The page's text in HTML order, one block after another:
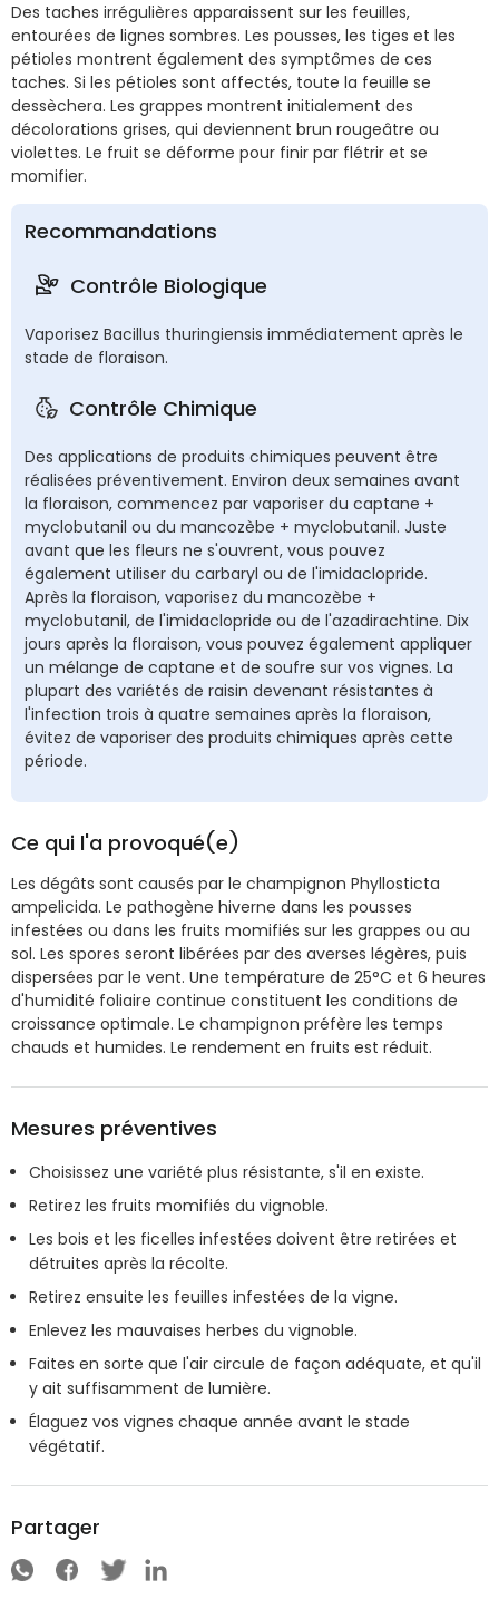
Des taches irrégulières apparaissent sur les feuilles,
entourées de lignes sombres. Les pousses, les tiges et les
pétioles montrent également des symptômes de ces
taches. Si les pétioles sont affectés, toute la feuille se
dessèchera. Les grappes montrent initialement des
décolorations grises, qui deviennent brun rougeâtre ou
violettes. Le fruit se déforme pour finir par flétrir et se
momifier.
Recommandations
Contrôle Biologique
Vaporisez Bacillus thuringiensis immédiatement après le
stade de floraison.
Contrôle Chimique
Des applications de produits chimiques peuvent être
réalisées préventivement. Environ deux semaines avant
la floraison, commencez par vaporiser du captane +
myclobutanil ou du mancozèbe + myclobutanil. Juste
avant que les fleurs ne s'ouvrent, vous pouvez
également utiliser du carbaryl ou de l'imidaclopride.
Après la floraison, vaporisez du mancozèbe +
myclobutanil, de l'imidaclopride ou de l'azadirachtine. Dix
jours après la floraison, vous pouvez également appliquer
un mélange de captane et de soufre sur vos vignes. La
plupart des variétés de raisin devenant résistantes à
l'infection trois à quatre semaines après la floraison,
évitez de vaporiser des produits chimiques après cette
période.
Ce qui l'a provoqué(e)
Les dégâts sont causés par le champignon Phyllosticta
ampelicida. Le pathogène hiverne dans les pousses
infestées ou dans les fruits momifiés sur les grappes ou au
sol. Les spores seront libérées par des averses légères, puis
dispersées par le vent. Une température de 25°C et 6 heures
d'humidité foliaire continue constituent les conditions de
croissance optimale. Le champignon préfère les temps
chauds et humides. Le rendement en fruits est réduit.
Mesures préventives
Choisissez une variété plus résistante, s'il en existe.
Retirez les fruits momifiés du vignoble.
Les bois et les ficelles infestées doivent être retirées et
détruites après la récolte.
Retirez ensuite les feuilles infestées de la vigne.
Enlevez les mauvaises herbes du vignoble.
Faites en sorte que l'air circule de façon adéquate, et qu'il
y ait suffisamment de lumière.
Élaguez vos vignes chaque année avant le stade
végétatif.
Partager